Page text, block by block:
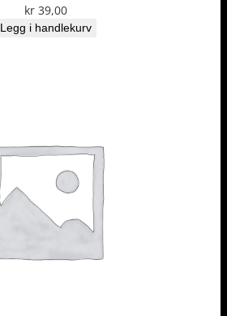
kr39,00
Legg i handlekurv